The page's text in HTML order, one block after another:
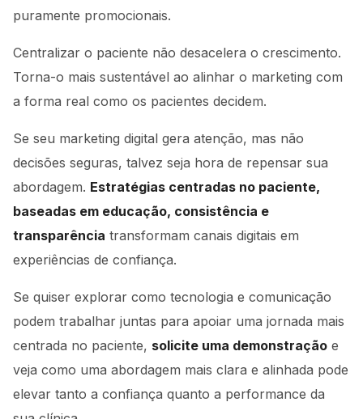
puramente promocionais.
Centralizar o paciente não desacelera o crescimento.
Torna-o mais sustentável ao alinhar o marketing com
a forma real como os pacientes decidem.
Se seu marketing digital gera atenção, mas não
decisões seguras, talvez seja hora de repensar sua
abordagem. Estratégias centradas no paciente,
baseadas em educação, consistência e
transparência transformam canais digitais em
experiências de confiança.
Se quiser explorar como tecnologia e comunicação
podem trabalhar juntas para apoiar uma jornada mais
centrada no paciente, solicite uma demonstração e
veja como uma abordagem mais clara e alinhada pode
elevar tanto a confiança quanto a performance da